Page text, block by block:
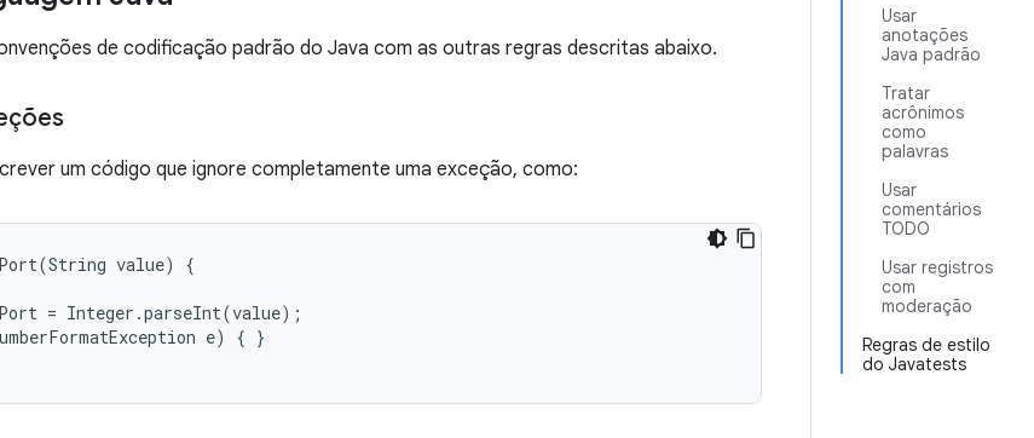
Usar
anotações
Java padrão
Tratar
acrônimos
como
palavras
Usar
comentários
TODO
Usar registros
com
moderação
Regras de estilo
do Javatests
de codificação padrão do Java com as outras regras descritas abaixo.
um código que ignore completamente uma exceção, como:
value) {
= Integer.parseInt(value);
e) { }